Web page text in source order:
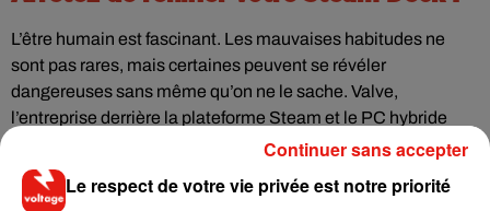
L’être humain est fascinant. Les mauvaises habitudes ne
sont pas rares, mais certaines peuvent se révéler
dangereuses sans même qu’on ne le sache. Valve,
l’entreprise derrière la plateforme Steam et le PC hybride
Steam Deck, se voit aujourd’hui obligée de mettre en garde
une grande partie de ses joueurs contre une pratique
étonnante, potentiellement dangereuse pour la santé. Il
Le respect de votre vie privée est notre priorité
Continuer sans accepter